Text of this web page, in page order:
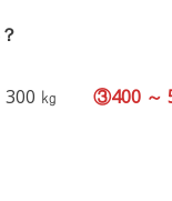
300 ㎏ ③400 ～